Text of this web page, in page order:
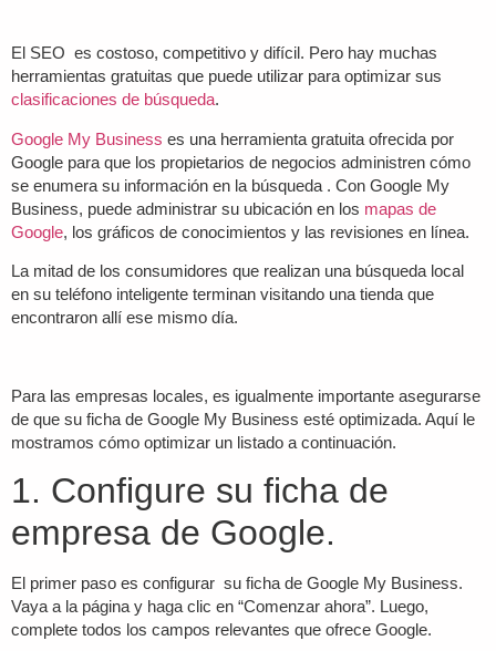
El SEO es costoso, competitivo y difícil. Pero hay muchas
herramientas gratuitas que puede utilizar para optimizar sus
clasificaciones de búsqueda.
Google My Business es una herramienta gratuita ofrecida por
Google para que los propietarios de negocios administren cómo
se enumera su información en la búsqueda . Con Google My
Business, puede administrar su ubicación en los mapas de
Google, los gráficos de conocimientos y las revisiones en línea.
La mitad de los consumidores que realizan una búsqueda local
en su teléfono inteligente terminan visitando una tienda que
encontraron allí ese mismo día.
Para las empresas locales, es igualmente importante asegurarse
de que su ficha de Google My Business esté optimizada. Aquí le
mostramos cómo optimizar un listado a continuación.
1. Configure su ficha de
empresa de Google.
El primer paso es configurar su ficha de Google My Business.
Vaya a la página y haga clic en “Comenzar ahora”. Luego,
complete todos los campos relevantes que ofrece Google.